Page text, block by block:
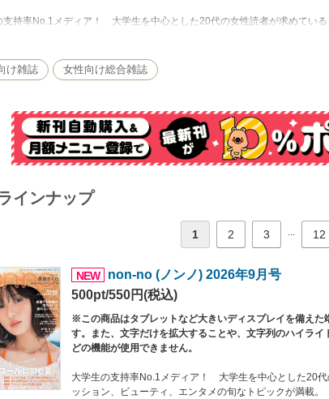
支持率No.1メディア！ 大学生を中心とした20代の女性読者が求めてい
、横田真悠、遠藤さくらをはじめ、日本一豪華なノンノモデルとともに、
は、紙の雑誌と内容が一部異なる場合や、掲載されないページがある場
日：2026年10月20日
け雑誌 女性向け総合雑誌
インナップ
1 2 3 ... 12
NEW
non-no (ノンノ) 2026年9月号
500pt/550円(税込)
※この商品はタブレットなど大きいディスプレイを備えた
す。また、文字だけを拡大することや、文字列のハイライ
どの機能が使用できません。
大学生の支持率No.1メディア！ 大学生を中心とした20
ッション、ビューティ、エンタメの旬なトピックが満載。